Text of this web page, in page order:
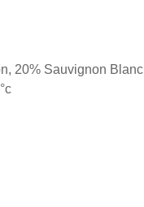
20% Sauvignon Blanc